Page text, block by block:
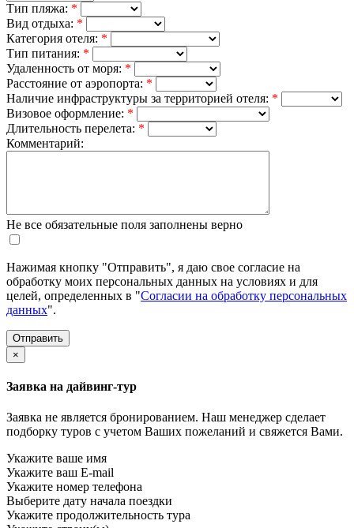
Тип пляжа: *
Вид отдыха: *
Категория отеля: *
Тип питания: *
Удаленность от моря: *
Расстояние от аэропорта: *
Наличие инфраструктуры за территорией отеля: *
Визовое оформление: *
Длительность перелета: *
Комментарий:
Не все обязательные поля заполнены верно
Нажимая кнопку "Отправить", я даю свое согласие на
обработку моих персональных данных на условиях и для
целей, определенных в "Согласии на обработку персональных
данных".
×
Заявка на дайвинг-тур
Заявка не является бронированием. Наш менеджер сделает
подборку туров с учетом Ваших пожеланий и свяжется Вами.
Укажите ваше имя
Укажите ваш E-mail
Укажите номер телефона
Выберите дату начала поездки
Укажите продолжительность тура